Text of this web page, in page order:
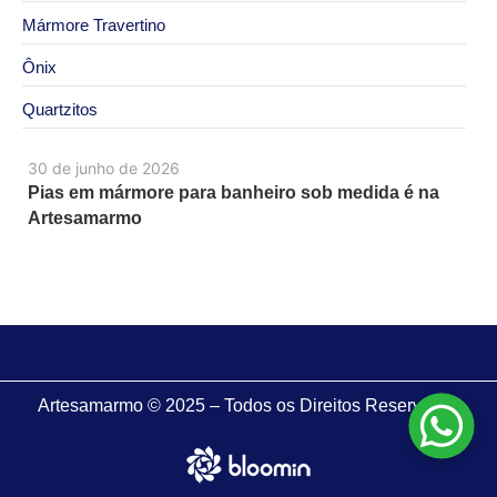
30 de junho de 2026
Pias em mármore para banheiro sob medida é na
Artesamarmo
Mármore Travertino
Ônix
Quartzitos
Artesamarmo © 2025 – Todos os Direitos Reservados